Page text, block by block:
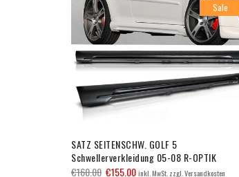
Sale
SATZ SEITENSCHW. GOLF 5
Schwellerverkleidung 05-08 R-OPTIK
€160.00 €155.00inkl. MwSt. zzgl. Versandkosten